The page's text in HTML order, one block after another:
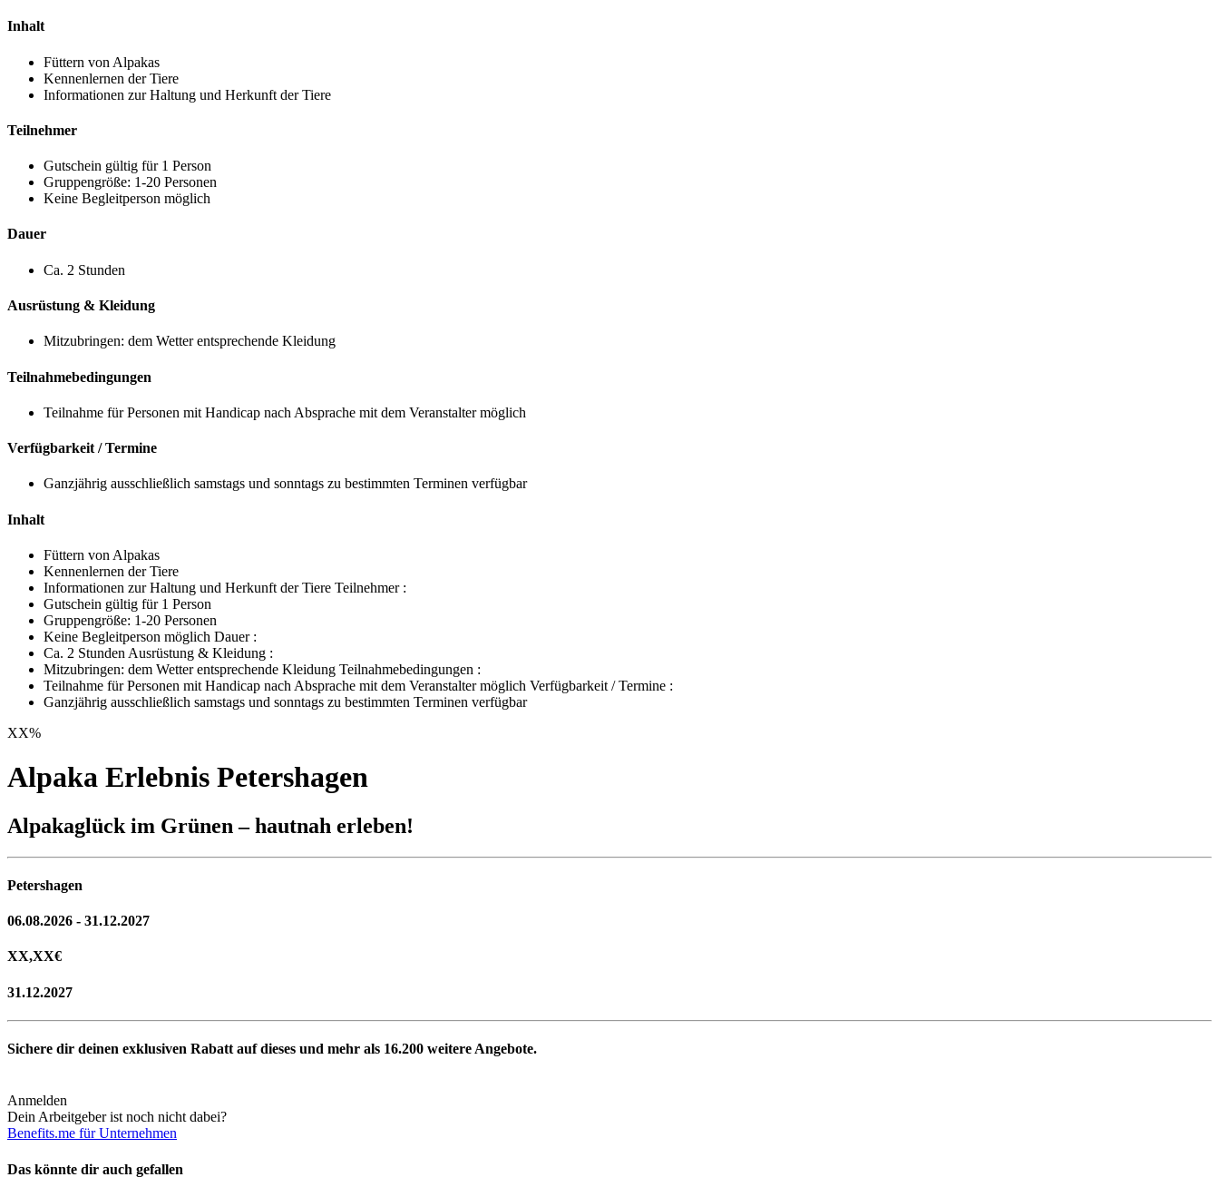
Inhalt
Füttern von Alpakas
Kennenlernen der Tiere
Informationen zur Haltung und Herkunft der Tiere
Teilnehmer
Gutschein gültig für 1 Person
Gruppengröße: 1-20 Personen
Keine Begleitperson möglich
Dauer
Ca. 2 Stunden
Ausrüstung & Kleidung
Mitzubringen: dem Wetter entsprechende Kleidung
Teilnahmebedingungen
Teilnahme für Personen mit Handicap nach Absprache mit dem Veranstalter möglich
Verfügbarkeit / Termine
Ganzjährig ausschließlich samstags und sonntags zu bestimmten Terminen verfügbar
Inhalt
Füttern von Alpakas
Kennenlernen der Tiere
Informationen zur Haltung und Herkunft der Tiere Teilnehmer :
Gutschein gültig für 1 Person
Gruppengröße: 1-20 Personen
Keine Begleitperson möglich Dauer :
Ca. 2 Stunden Ausrüstung & Kleidung :
Mitzubringen: dem Wetter entsprechende Kleidung Teilnahmebedingungen :
Teilnahme für Personen mit Handicap nach Absprache mit dem Veranstalter möglich Verfügbarkeit / Termine :
Ganzjährig ausschließlich samstags und sonntags zu bestimmten Terminen verfügbar
XX%
Alpaka Erlebnis Petershagen
Alpakaglück im Grünen – hautnah erleben!
Petershagen
06.08.2026 - 31.12.2027
XX,XX€
31.12.2027
Sichere dir deinen exklusiven Rabatt auf dieses und mehr als 16.200 weitere Angebote.
Anmelden
Dein Arbeitgeber ist noch nicht dabei?
Benefits.me für Unternehmen
Das könnte dir auch gefallen